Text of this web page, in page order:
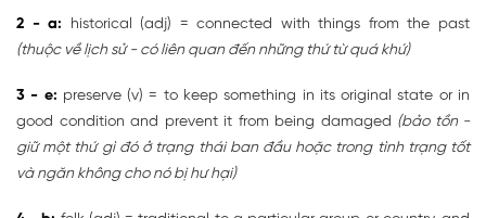
2 - a: historical (adj) = connected with things from the past
(thuộc về lịch sử - có liên quan đến những thứ từ quá khứ)
3 - e: preserve (v) = to keep something in its original state or in
good condition and prevent it from being damaged (bảo tồn -
giữ một thứ gì đó ở trạng thái ban đầu hoặc trong tình trạng tốt
và ngăn không cho nó bị hư hại)